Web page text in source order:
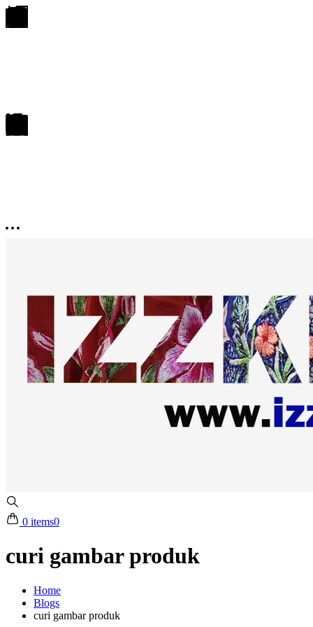
0 items0
curi gambar produk
Home
Blogs
curi gambar produk